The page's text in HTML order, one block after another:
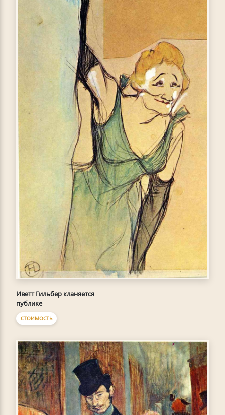
Иветт Гильбер кланяется
публике
СТОИМОСТЬ